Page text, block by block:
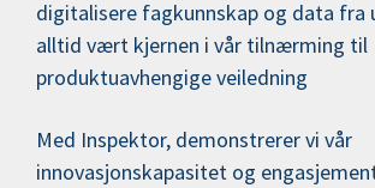
digitalisere fagkunnskap og data fra
alltid vært kjernen i vår tilnærming til
produktuavhengige veiledning
Med Inspektor, demonstrerer vi vår
innovasjonskapasitet og